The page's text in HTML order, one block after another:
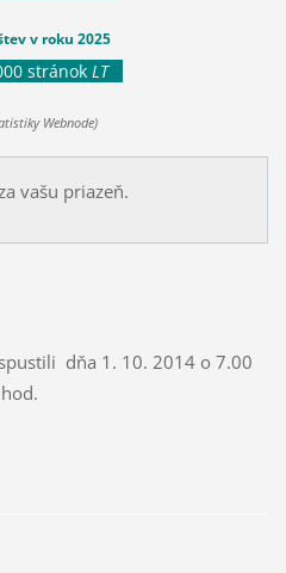
v roku 2025
stránok LT
Webnode)
vašu priazeň.
dňa 1. 10. 2014 o 7.00
hod.